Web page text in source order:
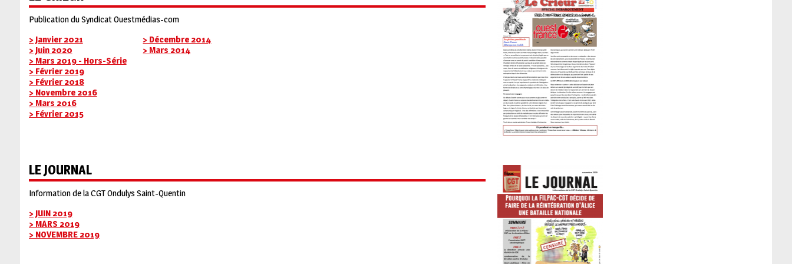
Publication du Syndicat Ouestmédias-com
> Janvier 2021
> Juin 2020
> Mars 2019 - Hors-Série
> Février 2019
> Février 2018
> Novembre 2016
> Mars 2016
> Février 2015
> Décembre 2014
> Mars 2014
LE JOURNAL
Information de la CGT Ondulys Saint-Quentin
> JUIN 2019
> MARS 2019
> NOVEMBRE 2019